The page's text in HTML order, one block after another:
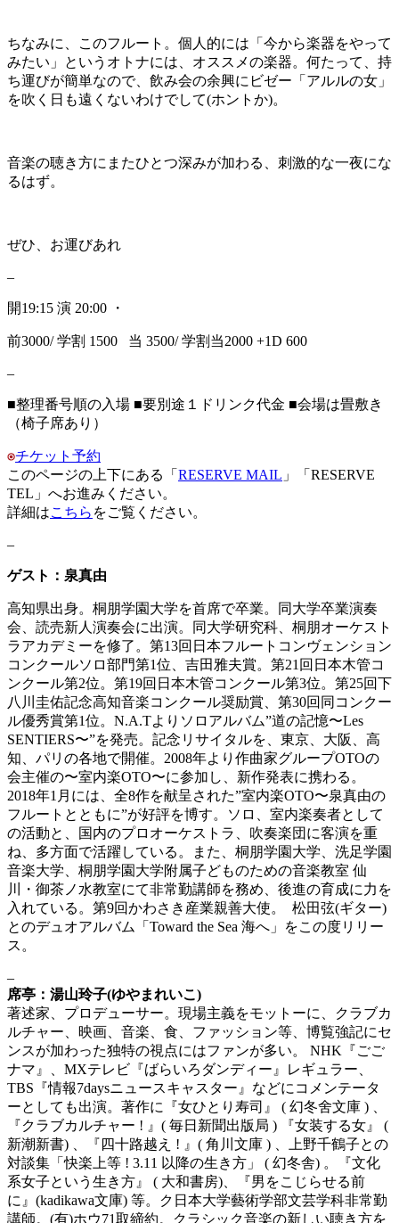
ちなみに、このフルート。個人的には「今から楽器をやって
みたい」というオトナには、オススメの楽器。何たって、持
ち運びが簡単なので、飲み会の余興にビゼー「アルルの女」
を吹く日も遠くないわけでして(ホントか)。
音楽の聴き方にまたひとつ深みが加わる、刺激的な一夜にな
るはず。
ぜひ、お運びあれ
–
開19:15 演 20:00 ・
前3000/ 学割 1500 当 3500/ 学割当2000 +1D 600
–
■整理番号順の入場 ■要別途１ドリンク代金 ■会場は畳敷き
（椅子席あり）
チケット予約
このページの上下にある「 RESERVE MAIL 」「RESERVE
TEL」へお進みください。
詳細はこちら をご覧ください。
–
ゲスト：泉真由
高知県出身。桐朋学園大学を首席で卒業。同大学卒業演奏
会、読売新人演奏会に出演。同大学研究科、桐朋オーケスト
ラアカデミーを修了。第13回日本フルートコンヴェンション
コンクールソロ部門第1位、吉田雅夫賞。第21回日本木管コ
ンクール第2位。第19回日本木管コンクール第3位。第25回下
八川圭佑記念高知音楽コンクール奨励賞、第30回同コンクー
ル優秀賞第1位。N.A.Tよりソロアルバム”道の記憶〜Les
SENTIERS〜”を発売。記念リサイタルを、東京、大阪、高
知、パリの各地で開催。2008年より作曲家グループOTOの
会主催の〜室内楽OTO〜に参加し、新作発表に携わる。
2018年1月には、全8作を献呈された”室内楽OTO〜泉真由の
フルートとともに”が好評を博す。ソロ、室内楽奏者として
の活動と、国内のプロオーケストラ、吹奏楽団に客演を重
ね、多方面で活躍している。また、桐朋学園大学、洗足学園
音楽大学、桐朋学園大学附属子どものための音楽教室 仙
川・御茶ノ水教室にて非常勤講師を務め、後進の育成に力を
入れている。第9回かわさき産業親善大使。 松田弦(ギター)
とのデュオアルバム「Toward the Sea 海へ」をこの度リリー
ス。
–
席亭：湯山玲子(ゆやまれいこ)
著述家、プロデューサー。現場主義をモットーに、クラブカ
ルチャー、映画、音楽、食、ファッション等、博覧強記にセ
ンスが加わった独特の視点にはファンが多い。 NHK『ごご
ナマ』、MXテレビ『ばらいろダンディー』レギュラー、
TBS『情報7daysニュースキャスター』などにコメンテータ
ーとしても出演。著作に『女ひとり寿司』 ( 幻冬舍文庫 ) 、
『クラブカルチャー ! 』( 毎日新聞出版局 ) 『女装する女』 (
新潮新書) 、『四十路越え ! 』( 角川文庫 ) 、上野千鶴子との
対談集「快楽上等 ! 3.11 以降の生き方」 ( 幻冬舎) 。『文化
系女子という生き方』 ( 大和書房)、『男をこじらせる前
に』(kadikawa文庫) 等。ク日本大学藝術学部文芸学科非常勤
講師。(有)ホウ71取締約。クラシック音楽の新しい聴き方を